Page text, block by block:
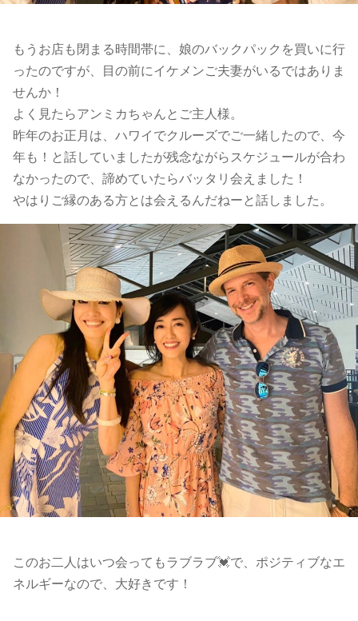
もうお店も閉まる時間帯に、娘のバックパックを買いに行
ったのですが、目の前にイケメンご夫妻がいるではありま
せんか！
よく見たらアンミカちゃんとご主人様。
昨年のお正月は、ハワイでクルーズでご一緒したので、今
年も！と話していましたが残念ながらスケジュールが合わ
なかったので、諦めていたらバッタリ会えました！
やはりご縁のある方とは会えるんだねーと話しました。
このお二人はいつ会ってもラブラブ💓で、ポジティブなエ
ネルギーなので、大好きです！